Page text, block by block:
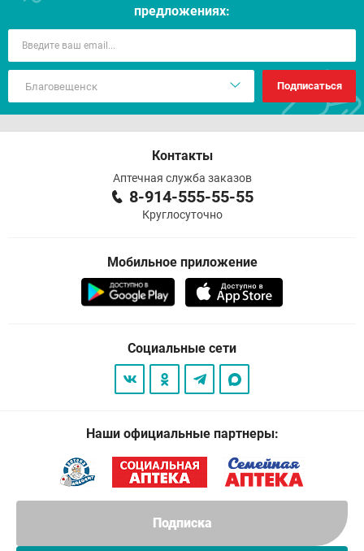
Подписка
предложениях:
Подписаться
Контакты
Аптечная служба заказов
8-914-555-55-55
Круглосуточно
Мобильное приложение
Социальные сети
Наши официальные партнеры: